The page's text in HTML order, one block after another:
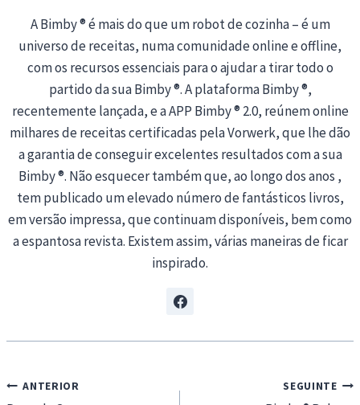
A Bimby ® é mais do que um robot de cozinha – é um
universo de receitas, numa comunidade online e offline,
com os recursos essenciais para o ajudar a tirar todo o
partido da sua Bimby ®. A plataforma Bimby ®,
recentemente lançada, e a APP Bimby ® 2.0, reúnem online
milhares de receitas certificadas pela Vorwerk, que lhe dão
a garantia de conseguir excelentes resultados com a sua
Bimby ®. Não esquecer também que, ao longo dos anos ,
tem publicado um elevado número de fantásticos livros,
em versão impressa, que continuam disponíveis, bem como
a espantosa revista. Existem assim, várias maneiras de ficar
inspirado.
Navegação
ANTERIOR SEGUINTE